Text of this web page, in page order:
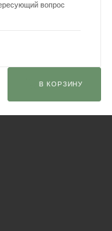
вопрос
В КОРЗИНУ